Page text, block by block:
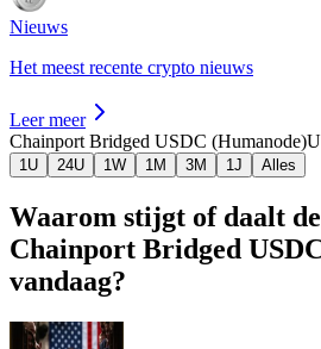
Nieuws
Het meest recente crypto nieuws
Leer meer
Chainport Bridged USDC (Humanode)
1U 24U 1W 1M 3M 1J Alles
Waarom stijgt of daalt
Chainport Bridged
vandaag?